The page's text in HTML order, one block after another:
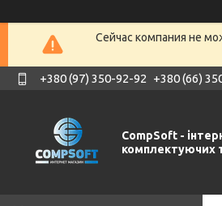
Сейчас компания не
+380 (97) 350-92-92 +380 (66)
CompSoft -
комплектуючих